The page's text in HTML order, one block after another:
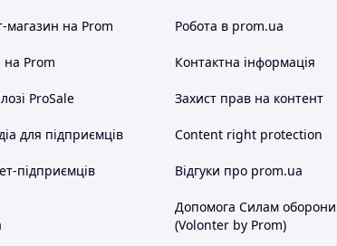
магазин на Prom
на Prom
ProSale
для підприємців
підприємців
Робота в prom.ua
Контактна інформація
Захист прав на контент
Content right protection
Відгуки про prom.ua
Допомога Силам оборони
(Volonter by Prom)